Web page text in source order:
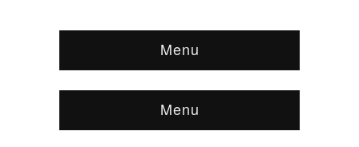
Menu
Menu